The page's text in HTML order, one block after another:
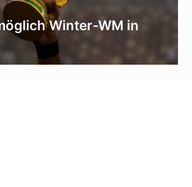
Winter-WM in